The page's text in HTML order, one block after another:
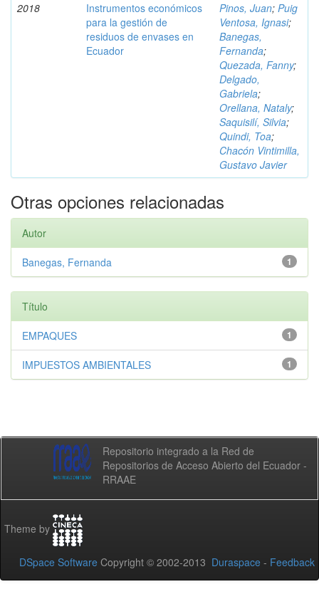
2018
Instrumentos económicos
para la gestión de
residuos de envases en
Ecuador
Pinos, Juan; Puig
Ventosa, Ignasi;
Banegas,
Fernanda;
Quezada, Fanny;
Delgado,
Gabriela;
Orellana, Nataly;
Saquisilí, Silvia;
Quindi, Toa;
Chacón Vintimilla,
Gustavo Javier
Otras opciones relacionadas
Autor
1
Banegas, Fernanda
Título
1
EMPAQUES
1
IMPUESTOS AMBIENTALES
Repositorio integrado a la Red de
Repositorios de Acceso Abierto del Ecuador -
RRAAE
Theme by
DSpace Software Copyright © 2002-2013 Duraspace - Feedback